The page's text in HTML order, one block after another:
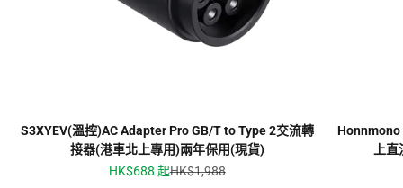
S3XYEV(溫控)AC Adapter Pro GB/T to Type 2交流轉
接器(港車北上專用)兩年保用(現貨)
促銷價
HK$688 起原價
HK$1,988
Honnmono
上